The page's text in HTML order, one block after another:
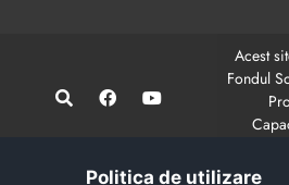
Acest
Fondul
CodMySmis/Sipoca: 128880/652;
Politica de utilizare